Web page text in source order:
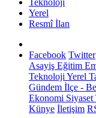
Teknoloji
Yerel
Resmî İlan
Facebook Twitter
Asayiş Eğitim
Teknoloji Yerel
Gündem İlçe -
Ekonomi Siyaset
Künye İletişim